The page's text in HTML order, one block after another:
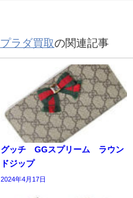
プラダ買取の関連記事
グッチ GGスプリーム ラウン
ドジップ
2024年4月17日